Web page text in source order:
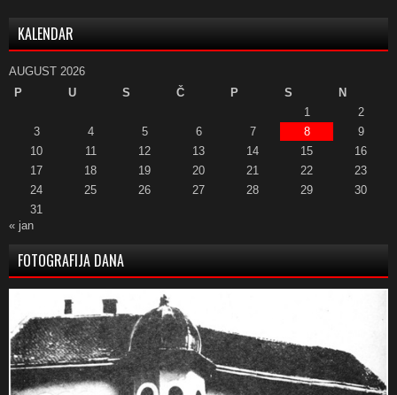
KALENDAR
AUGUST 2026
P
U S Č P S
N
1
2
3
4 5 6 7 8
9
10
11 12 13 14 15
16
17
18 19 20 21 22
23
24
25 26 27 28 29
30
31
« jan
FOTOGRAFIJA DANA